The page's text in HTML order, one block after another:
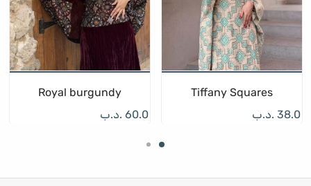
Tiffany Squares
38.0 .د.ب
Royal burgundy
60.0 .د.ب